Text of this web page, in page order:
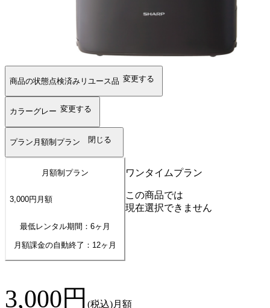
商品の状態点検済みリユース品 変更する
カラーグレー 変更する
プラン 月額制プラン 閉じる
月額制プラン
3,000円 月額
最低レンタル期間：6ヶ月
月額課金の自動終了： 12ヶ月
ワンタイムプラン
この商品では
現在選択できません
3,000円 (税込)月額